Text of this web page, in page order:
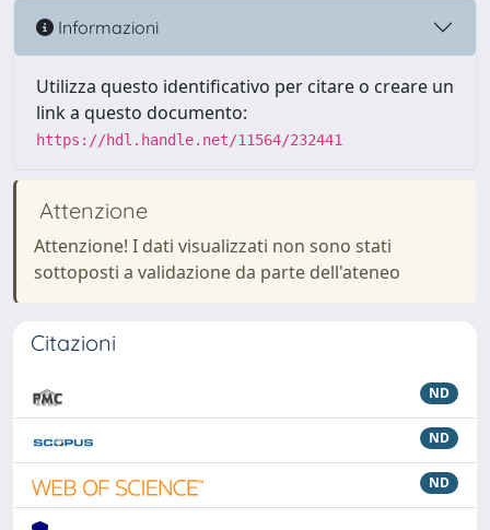
Informazioni
Utilizza questo identificativo per citare o creare un
link a questo documento:
https://hdl.handle.net/11564/232441
Attenzione
Attenzione! I dati visualizzati non sono stati
sottoposti a validazione da parte dell'ateneo
Citazioni
ND
ND
ND